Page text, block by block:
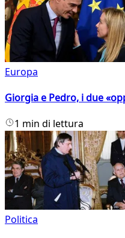
Europa
Giorgia e Pedro, i due
1 min di lettura
Politica